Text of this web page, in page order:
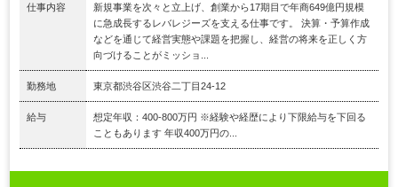
仕事内容
新規事業を次々と立上げ、創業から17期目で年商649億円規模
に急成長するレバレジーズを支える仕事です。 決算・予算作成
などを通じて経営実態や課題を把握し、経営の将来を正しく方
向づけることがミッショ...
勤務地 東京都渋谷区渋谷二丁目24-12
給与
想定年収：400-800万円 ※経験や経歴により下限給与を下回る
こともあります 年収400万円の...